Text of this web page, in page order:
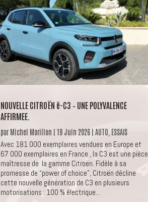
NOUVELLE CITROËN ë-C3 – UNE POLYVALENCE
AFFIRMEE.
par Michel Morillon 19 Juin 2026| AUTO ESSAIS
Avec 181 000 exemplaires vendues en Europe et
67 000 exemplaires en France , la C3 est une pièce
maîtresse de la gamme Citroën. Fidèle à sa
promesse de “power of choice”, Citroën décline
cette nouvelle génération de C3 en plusieurs
motorisations : 100 % électrique...